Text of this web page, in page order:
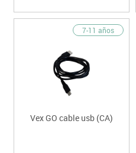
7-11 años
Vex GO cable usb (CA)